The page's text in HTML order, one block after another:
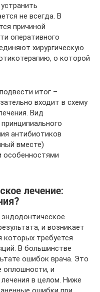
не всегда. В
причиной
оперативного
хирургическую
о которой
итог –
входит в схему
Вид
антибиотиков
вместе)
особенностями
лечение:
и возникает
которых требуется
В большинстве
ошибок врача. Это
оплошности, и
в целом. Ниже